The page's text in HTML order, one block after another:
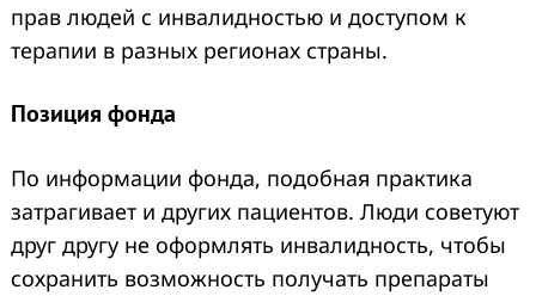
прав людей с инвалидностью и доступом к
терапии в разных регионах страны.
Позиция фонда
По информации фонда, подобная практика
затрагивает и других пациентов. Люди советуют
друг другу не оформлять инвалидность, чтобы
сохранить возможность получать препараты